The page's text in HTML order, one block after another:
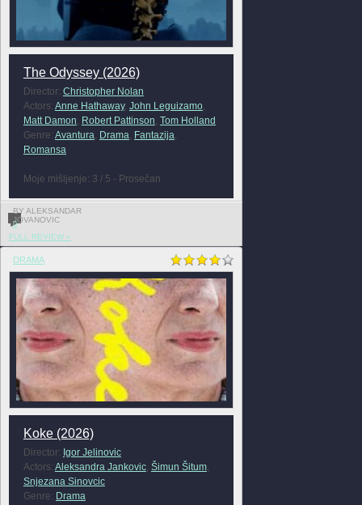
The Odyssey (2026)
Director: Christopher Nolan
Actors: Anne Hathaway, John Leguizamo,
Matt Damon, Robert Pattinson, Tom Holland
Genre: Avantura, Drama, Fantazija,
Romansa
Moje mišljenje: 3 / 5 - Prosečan
BY ALEKSANDAR
JOVANOVIC
0
FULL REVIEW »
DRAMA
Koke (2026)
Director: Igor Jelinovic
Actors: Aleksandra Jankovic, Šimun Šitum,
Snjezana Sinovcic
Genre: Drama